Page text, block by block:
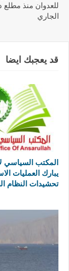
للعدوان منذ مطلع
الجاري
قد يعجبك ايضا
المكتب السياسي
يبارك العمليات
تحشيدات النظام